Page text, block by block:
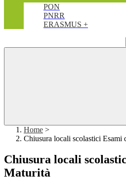
PON
PNRR
ERASMUS +
Home >
Chiusura locali scolastici Esami
Chiusura locali
Maturità